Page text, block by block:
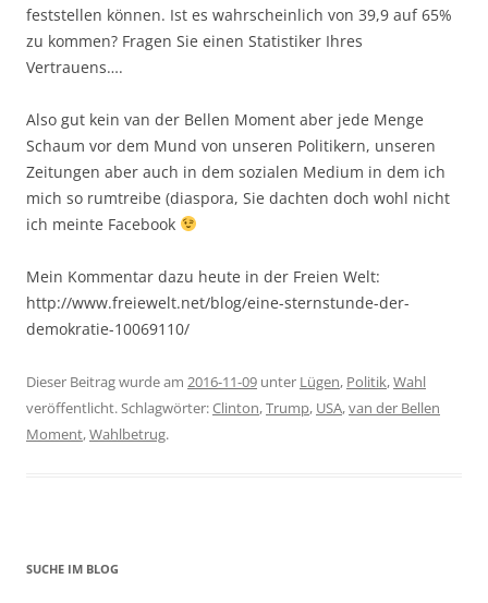
feststellen können. Ist es wahrscheinlich von 39,9 auf 65%
zu kommen? Fragen Sie einen Statistiker Ihres
Vertrauens….
Also gut kein van der Bellen Moment aber jede Menge
Schaum vor dem Mund von unseren Politikern, unseren
Zeitungen aber auch in dem sozialen Medium in dem ich
mich so rumtreibe (diaspora, Sie dachten doch wohl nicht
ich meinte Facebook
Mein Kommentar dazu heute in der Freien Welt:
http://www.freiewelt.net/blog/eine-sternstunde-der-
demokratie-10069110/
Dieser Beitrag wurde am 2016-11-09 unter Lügen, Politik,Wahl
veröffentlicht. Schlagwörter:Clinton,Trump, USA,van der Bellen
Moment,Wahlbetrug.
SUCHE IM BLOG